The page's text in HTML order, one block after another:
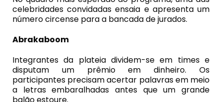
celebridades convidadas ensaia e apresenta um
número circense para a bancada de jurados.
Abrakaboom
Integrantes da plateia dividem-se em times e
disputam um prêmio em dinheiro. Os
participantes precisam acertar palavras em meio
a letras embaralhadas antes que um grande
balão estoure.